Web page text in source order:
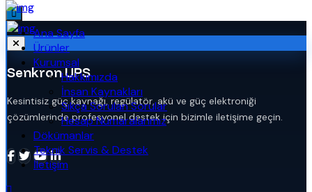
Senkron UPS
Kesintisiz güç kaynağı, regülatör, akü ve güç elektroniği
çözümlerinde profesyonel destek için bizimle iletişime geçin.
Ana Sayfa
Ürünler
Kurumsal
Hakkımızda
İnsan Kaynakları
Sıkça Sorulan Sorular
Hesap Numaralarımız
Dökümanlar
Teknik Servis & Destek
İletişim